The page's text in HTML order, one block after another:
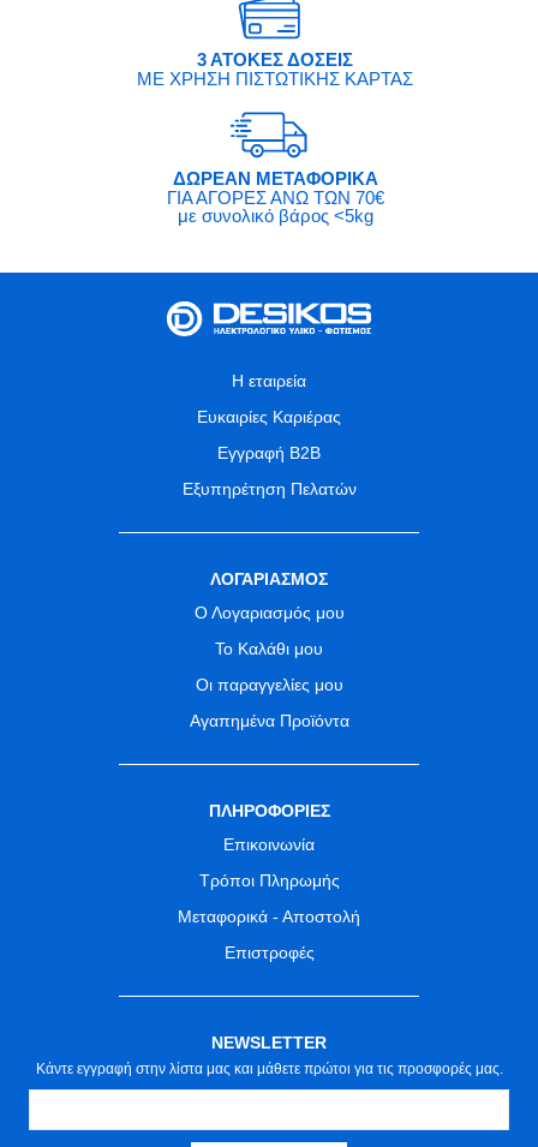
3 ΑΤΟΚΕΣ ΔΟΣΕΙΣ
ΜΕ ΧΡΗΣΗ ΠΙΣΤΩΤΙΚΗΣ ΚΑΡΤΑΣ
ΔΩΡΕΑΝ ΜΕΤΑΦΟΡΙΚΑ
ΓΙΑ ΑΓΟΡΕΣ ΑΝΩ ΤΩΝ 70€
με συνολικό βάρος <5kg
Η εταιρεία
Ευκαιρίες Καριέρας
Εγγραφή B2B
Εξυπηρέτηση Πελατών
ΛΟΓΑΡΙΑΣΜΟΣ
Ο Λογαριασμός μου
Το Καλάθι μου
Οι παραγγελίες μου
Αγαπημένα Προϊόντα
ΠΛΗΡΟΦΟΡΙΕΣ
Επικοινωνία
Τρόποι Πληρωμής
Μεταφορικά - Αποστολή
Επιστροφές
NEWSLETTER
Κάντε εγγραφή στην λίστα μας και μάθετε πρώτοι για τις προσφορές μας.